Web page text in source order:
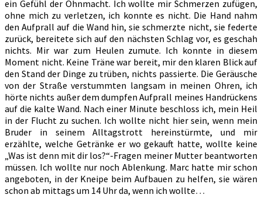
ein Gefühl der Ohnmacht. Ich wollte mir Schmerzen zufügen,
ohne mich zu verletzen, ich konnte es nicht. Die Hand nahm
den Aufprall auf die Wand hin, sie schmerzte nicht, sie federte
zurück, bereitete sich auf den nächsten Schlag vor, es geschah
nichts. Mir war zum Heulen zumute. Ich konnte in diesem
Moment nicht. Keine Träne war bereit, mir den klaren Blick auf
den Stand der Dinge zu trüben, nichts passierte. Die Geräusche
von der Straße verstummten langsam in meinen Ohren, ich
hörte nichts außer dem dumpfen Aufprall meines Handrückens
auf die kalte Wand. Nach einer Minute beschloss ich, mein Heil
in der Flucht zu suchen. Ich wollte nicht hier sein, wenn mein
Bruder in seinem Alltagstrott hereinstürmte, und mir
erzählte, welche Getränke er wo gekauft hatte, wollte keine
„Was ist denn mit dir los?“-Fragen meiner Mutter beantworten
müssen. Ich wollte nur noch Ablenkung. Marc hatte mir schon
angeboten, in der Kneipe beim Aufbauen zu helfen, sie wären
schon ab mittags um 14 Uhr da, wenn ich wollte…